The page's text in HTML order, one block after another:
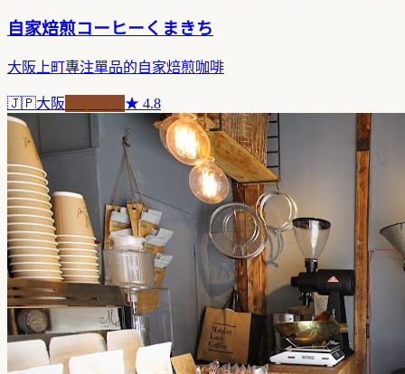
自家焙煎コーヒーくまきち
大阪上町專注單品的自家焙煎咖啡
🇯🇵大阪 ★ 4.8